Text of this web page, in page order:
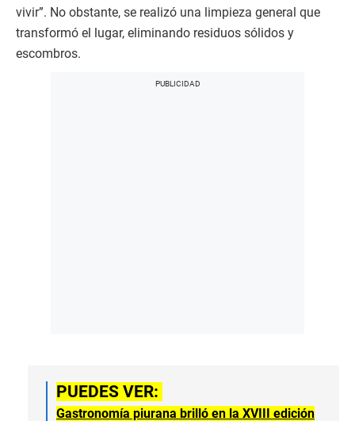
vivir”. No obstante, se realizó una limpieza general que
transformó el lugar, eliminando residuos sólidos y
escombros.
PUEDES VER:
Gastronomía piurana brilló en la XVIII edición